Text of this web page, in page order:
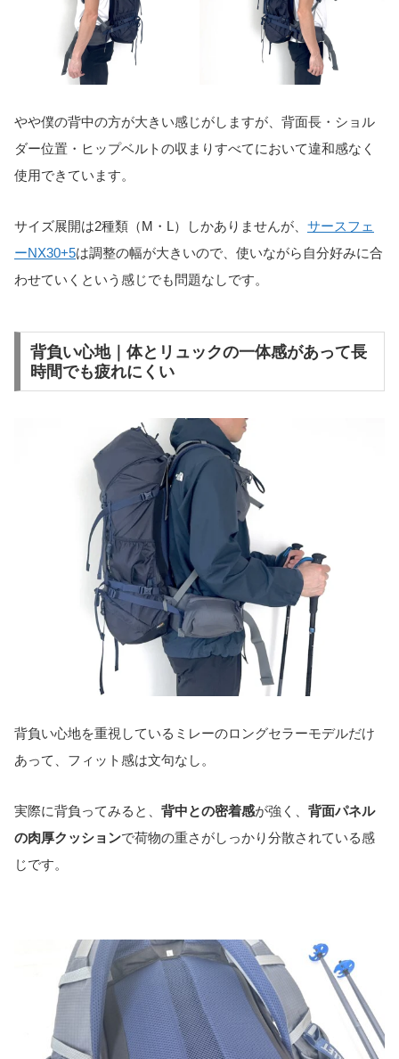
やや僕の背中の方が大きい感じがしますが、背面長・ショル
ダー位置・ヒップベルトの収まりすべてにおいて違和感なく
使用できています。
サイズ展開は2種類（M・L）しかありませんが、 サースフェ
ーNX30+5は調整の幅が大きいので、使いながら自分好みに合
わせていくという感じでも問題なしです。
背負い心地｜体とリュックの一体感があって長
時間でも疲れにくい
背負い心地を重視しているミレーのロングセラーモデルだけ
あって、フィット感は文句なし。
実際に背負ってみると、 背中との密着感が強く、 背面パネル
の肉厚クッションで荷物の重さがしっかり分散されている感
じです。